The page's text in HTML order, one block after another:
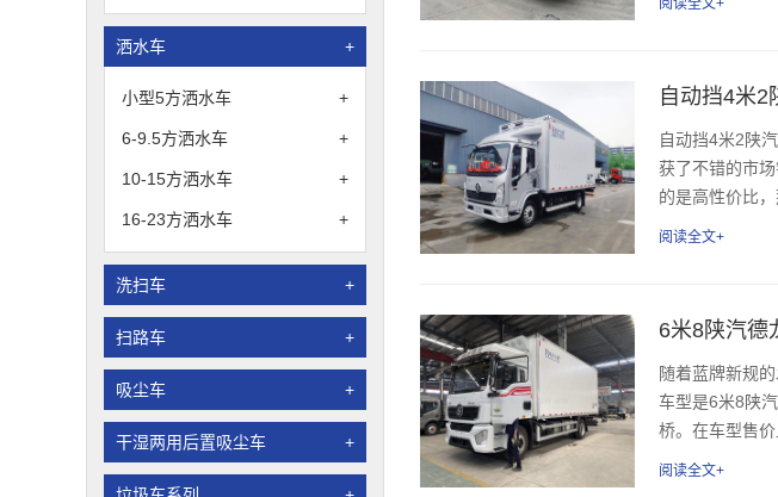
洒水车 +
小型5方洒水车 +
6-9.5方洒水车 +
10-15方洒水车 +
16-23方洒水车 +
洗扫车 +
扫路车 +
吸尘车 +
干湿两用后置吸尘车 +
自动挡4米2
自动挡4米2陕
获了不错的市
的是高性价比
阅读全文+
6米8陕汽德
随着蓝牌新规
车型是6米8陕
桥。在车型售
阅读全文+